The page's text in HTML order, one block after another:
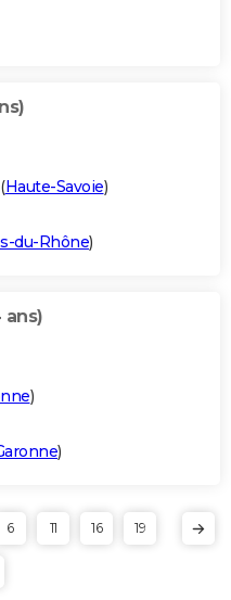
(Haute-Savoie)
du-Rhône)
ans)
)
)
6 11 16 19